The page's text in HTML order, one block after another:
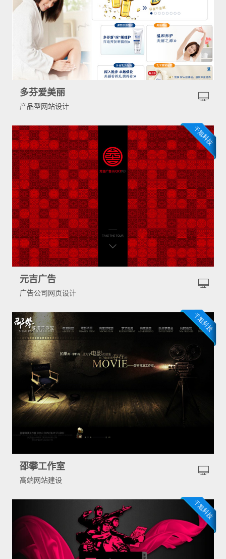
多芬爱美丽
产品型网站设计
元吉广告
广告公司网页设计
邵攀工作室
高端网站建设